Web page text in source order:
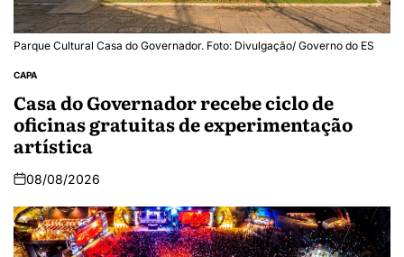
Parque Cultural Casa do Governador. Foto: Divulgação/ Governo do ES
CAPA
Casa do Governador recebe ciclo de
oficinas gratuitas de experimentação
artística
08/08/2026